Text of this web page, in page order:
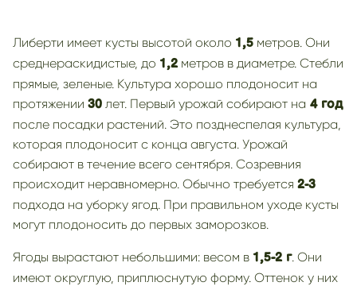
Либерти имеет кусты высотой около 1,5 метров. Они
среднераскидистые, до 1,2 метров в диаметре. Стебли
прямые, зеленые. Культура хорошо плодоносит на
протяжении 30 лет. Первый урожай собирают на 4 год
после посадки растений. Это позднеспелая культура,
которая плодоносит с конца августа. Урожай
собирают в течение всего сентября. Созревния
происходит неравномерно. Обычно требуется 2-3
подхода на уборку ягод. При правильном уходе кусты
могут плодоносить до первых заморозков.
Ягоды вырастают небольшими: весом в 1,5-2 г. Они
имеют округлую, приплюснутую форму. Оттенок у них